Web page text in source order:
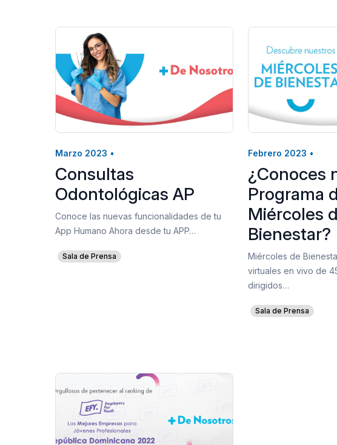
Marzo 2023 •
Consultas
Odontológicas AP
Conoce las nuevas funcionalidades de tu
App Humano Ahora desde tu APP…
Sala de Prensa
Febrero 2023 •
¿Conoces
Programa
Miércoles
Bienestar?
Miércoles de
virtuales en vivo de
dirigidos…
Sala de Prensa